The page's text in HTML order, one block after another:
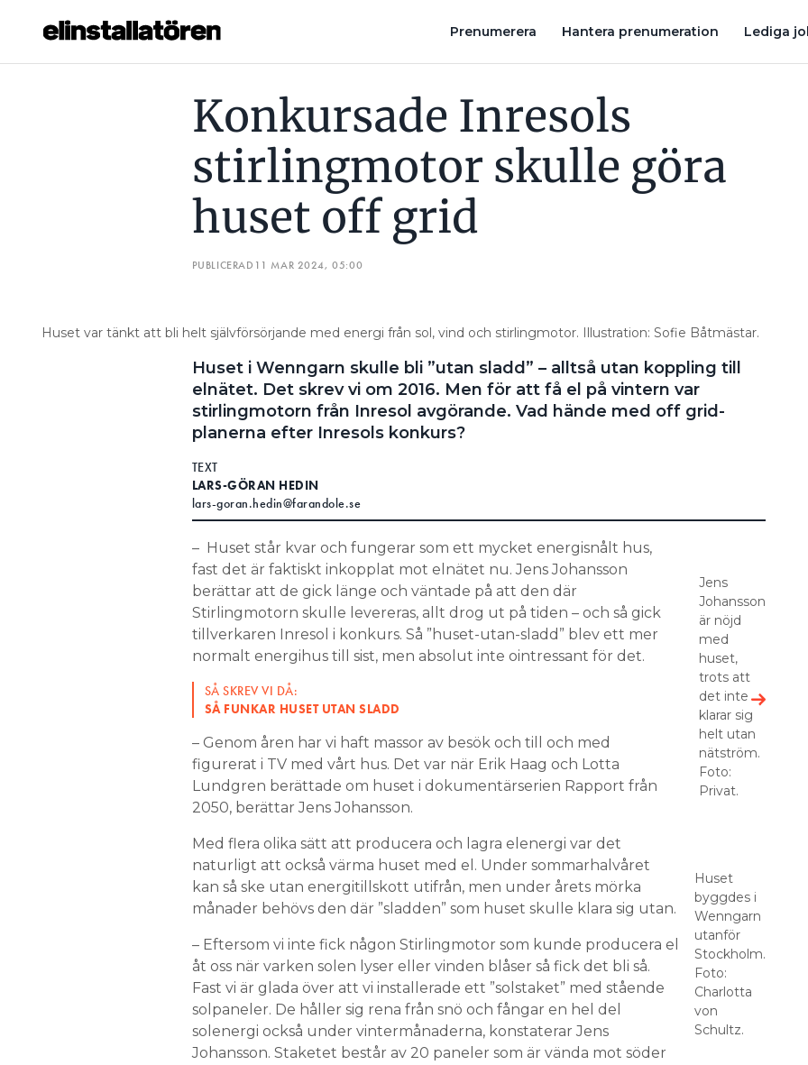
Prenumerera Hantera prenumeration Lediga
Hantera prenumeration
Konkursade Inresols
stirlingmotor skulle göra
huset off grid
PUBLICERAD 11 MAR 2024, 05:00
Huset var tänkt att bli helt självförsörjande med energi från sol, vind och stirlingmotor. Illustration: Sofie Båtmästar.
Huset i Wenngarn skulle bli ”utan sladd” – alltså utan koppling till
elnätet. Det skrev vi om 2016. Men för att få el på vintern var
stirlingmotorn från Inresol avgörande. Vad hände med off grid-
planerna efter Inresols konkurs?
TEXT
LARS-GÖRAN HEDIN
lars-goran.hedin@farandole.se
Jens
Johansson
är nöjd
med
huset,
trots att
det inte
klarar sig
helt utan
nätström.
Foto:
Privat.
– Huset står kvar och fungerar som ett mycket energisnålt hus,
fast det är faktiskt inkopplat mot elnätet nu. Jens Johansson
berättar att de gick länge och väntade på att den där
Stirlingmotorn skulle levereras, allt drog ut på tiden – och så gick
tillverkaren Inresol i konkurs. Så ”huset-utan-sladd” blev ett mer
normalt energihus till sist, men absolut inte ointressant för det.
SÅ SKREV VI DÅ:
SÅ FUNKAR HUSET UTAN SLADD
– Genom åren har vi haft massor av besök och till och med
figurerat i TV med vårt hus. Det var när Erik Haag och Lotta
Lundgren berättade om huset i dokumentärserien Rapport från
2050, berättar Jens Johansson.
Huset
byggdes i
Wenngarn
utanför
Stockholm.
Foto:
Charlotta
von
Schultz.
Med flera olika sätt att producera och lagra elenergi var det
naturligt att också värma huset med el. Under sommarhalvåret
kan så ske utan energitillskott utifrån, men under årets mörka
månader behövs den där ”sladden” som huset skulle klara sig utan.
– Eftersom vi inte fick någon Stirlingmotor som kunde producera el
åt oss när varken solen lyser eller vinden blåser så fick det bli så.
Fast vi är glada över att vi installerade ett ”solstaket” med stående
solpaneler. De håller sig rena från snö och fångar en hel del
solenergi också under vintermånaderna, konstaterar Jens
Johansson. Staketet består av 20 paneler som är vända mot söder
KONKURSADE INRESOLS STIRLINGMOTOR SKULLE GÖRA HUSET OFF GRID ”ALLA GÄSTER ÄTER, BASTAR OCH BADAR